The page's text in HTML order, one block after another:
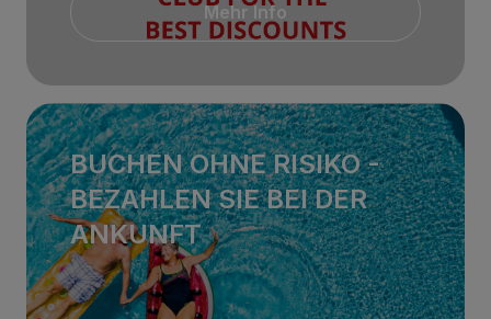
Mehr Info
BUCHEN OHNE RISIKO -
BEZAHLEN SIE BEI ​​DER
ANKUNFT